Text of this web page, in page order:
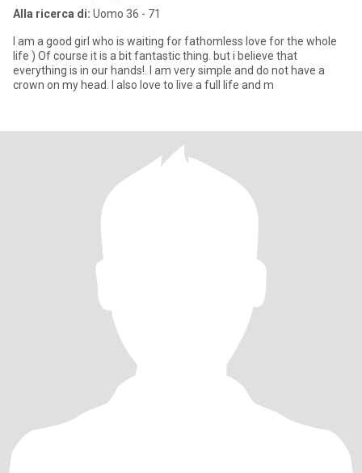
Alla ricerca di: Uomo 36 - 71
I am a good girl who is waiting for fathomless love for the whole
life ) Of course it is a bit fantastic thing. but i believe that
everything is in our hands!. I am very simple and do not have a
crown on my head. I also love to live a full life and m